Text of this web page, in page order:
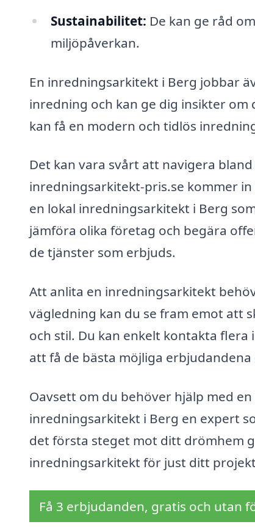
Sustainabilitet: De kan ge råd
miljöpåverkan.
En inredningsarkitekt i Berg jobbar
inredning och kan ge dig insikter
kan få en modern och tidlös
Det kan vara svårt att navigera
inredningsarkitekt-pris.se kommer
en lokal inredningsarkitekt i Berg
jämföra olika företag och begära
de tjänster som erbjuds.
Att anlita en inredningsarkitekt
vägledning kan du se fram emot att
och stil. Du kan enkelt kontakta
att få de bästa möjliga
Oavsett om du behöver hjälp med
inredningsarkitekt i Berg en expert
det första steget mot ditt drömhem
inredningsarkitekt för just ditt
Få 3 erbjudanden, gratis och utan